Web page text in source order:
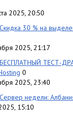
2025, 20:50
Скидка 30 % на
2025, 21:17
БЕСПЛАТНЫЙ ТЕСТ-
0
2025, 23:40
Сервер недели:
15:10